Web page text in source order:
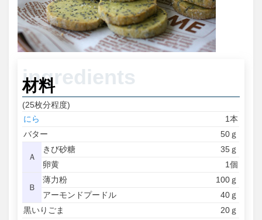
材料
(25枚分程度)
にら
1本
バター
50ｇ
Ａ
きび砂糖
35ｇ
卵黄
1個
Ｂ
薄力粉
100ｇ
アーモンドプードル
40ｇ
黒いりごま
20ｇ